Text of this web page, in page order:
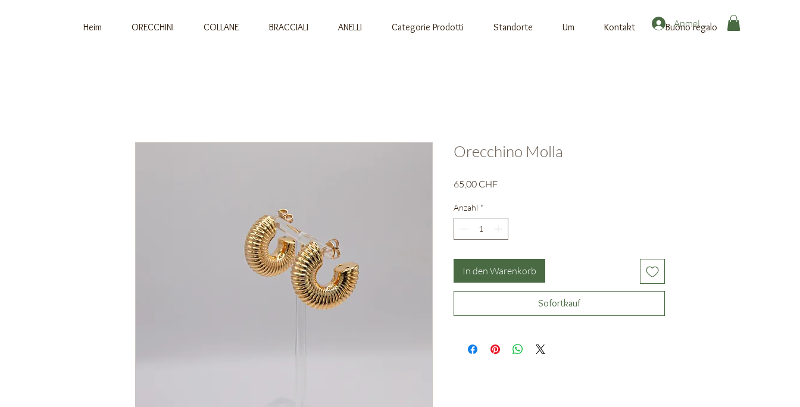
Anmelden
Heim ORECCHINI COLLANE BRACCIALI ANELLI Categorie Prodotti Standorte Um Kontakt Buono regalo
Orecchino Molla
65,00 CHFPreis
Anzahl *
In den Warenkorb
Sofortkauf